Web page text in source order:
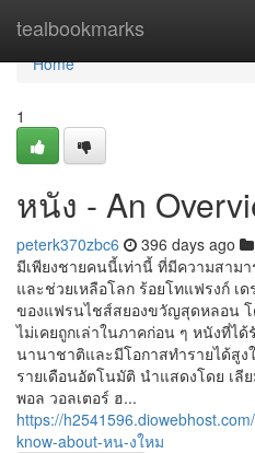
tealbookmarks
Home
Home
1
หนัง - An
peterk370zbc6 396 days ago
มีเพียงชายคนนี้เท่านี้ ที่มีความสาม
และช่วยเหลือโลก ร้อยโทแฟรงก์ เ
ของแฟรนไชส์สยองขวัญสุดหลอน โ
ไม่เคยถูกเล่าในภาคก่อน ๆ หนังที่ไ
นานาชาติและมีโอกาสทำรายได้สูง
รายเดือนอัตโนมัติ นำแสดงโดย เลี
พอล วอลเตอร์ ฮ...
https://
know-about-หน-งใหม